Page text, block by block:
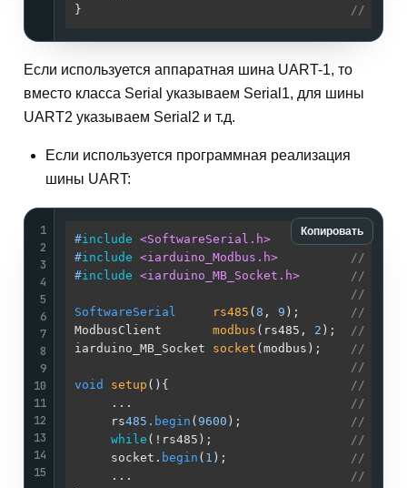
}
//
Если используется аппаратная шина UART-1, то
вместо класса Serial указываем Serial1, для шины
UART2 указываем Serial2 и т.д.
Если используется программная реализация
шины UART:
Копировать
1
2
3
4
5
6
7
8
9
10
11
12
13
14
15
#include <SoftwareSerial.h>
//
#include <iarduino_Modbus.h>
//
#include <iarduino_MB_Socket.h>
//
//
SoftwareSerial
rs485 ( 8 , 9 ) ;
//
ModbusClient modbus (rs485, 2 ) ;
//
iarduino_MB_Socket socket (modbus) ;
//
//
void
setup () {
//
     ...
//
     rs
485. begin ( 9600 );
//
while (!rs485);
//
     socket.
begin ( 1 );
//
     ...
//